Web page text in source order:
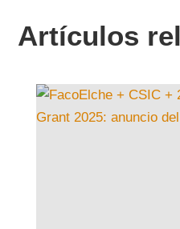
Artículos